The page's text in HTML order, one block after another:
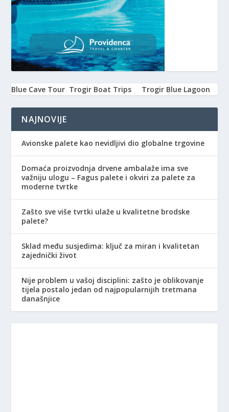
Blue Cave Tour Trogir Boat Trips Trogir Blue Lagoon
NAJNOVIJE
Avionske palete kao nevidljivi dio globalne trgovine
Domaća proizvodnja drvene ambalaže ima sve
važniju ulogu – Fagus palete i okviri za palete za
moderne tvrtke
Zašto sve više tvrtki ulaže u kvalitetne brodske
palete?
Sklad među susjedima: ključ za miran i kvalitetan
zajednički život
Nije problem u vašoj disciplini: zašto je oblikovanje
tijela postalo jedan od najpopularnijih tretmana
današnjice